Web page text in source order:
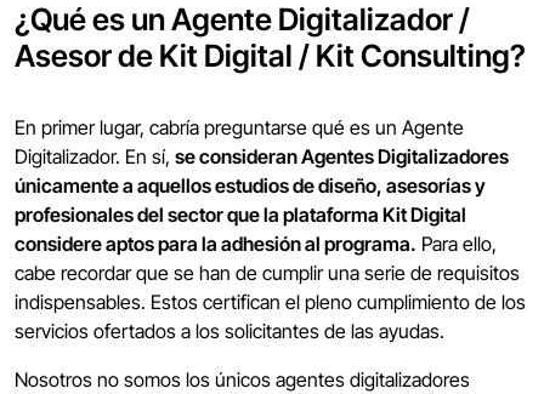
¿Qué es un Agente Digitalizador /
Asesor de Kit Digital / Kit Consulting?
En primer lugar, cabría preguntarse qué es un Agente
Digitalizador. En sí, se consideran Agentes Digitalizadores
únicamente a aquellos estudios de diseño, asesorías y
profesionales del sector que la plataforma Kit Digital
considere aptos para la adhesión al programa. Para ello,
cabe recordar que se han de cumplir una serie de requisitos
indispensables. Estos certifican el pleno cumplimiento de los
servicios ofertados a los solicitantes de las ayudas.
Nosotros no somos los únicos agentes digitalizadores